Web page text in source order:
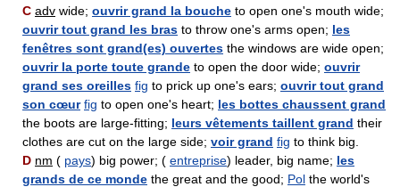
C adv wide; ouvrir grand la bouche to open one's mouth wide;
ouvrir tout grand les bras to throw one's arms open; les
fenêtres sont grand(es) ouvertes the windows are wide open;
ouvrir la porte toute grande to open the door wide; ouvrir
grand ses oreilles fig to prick up one's ears; ouvrir tout grand
son cœur fig to open one's heart; les bottes chaussent grand
the boots are large-fitting; leurs vêtements taillent grand their
clothes are cut on the large side; voir grand fig to think big.
D nm ( pays) big power; ( entreprise) leader, big name; les
grands de ce monde the great and the good; Pol the world's